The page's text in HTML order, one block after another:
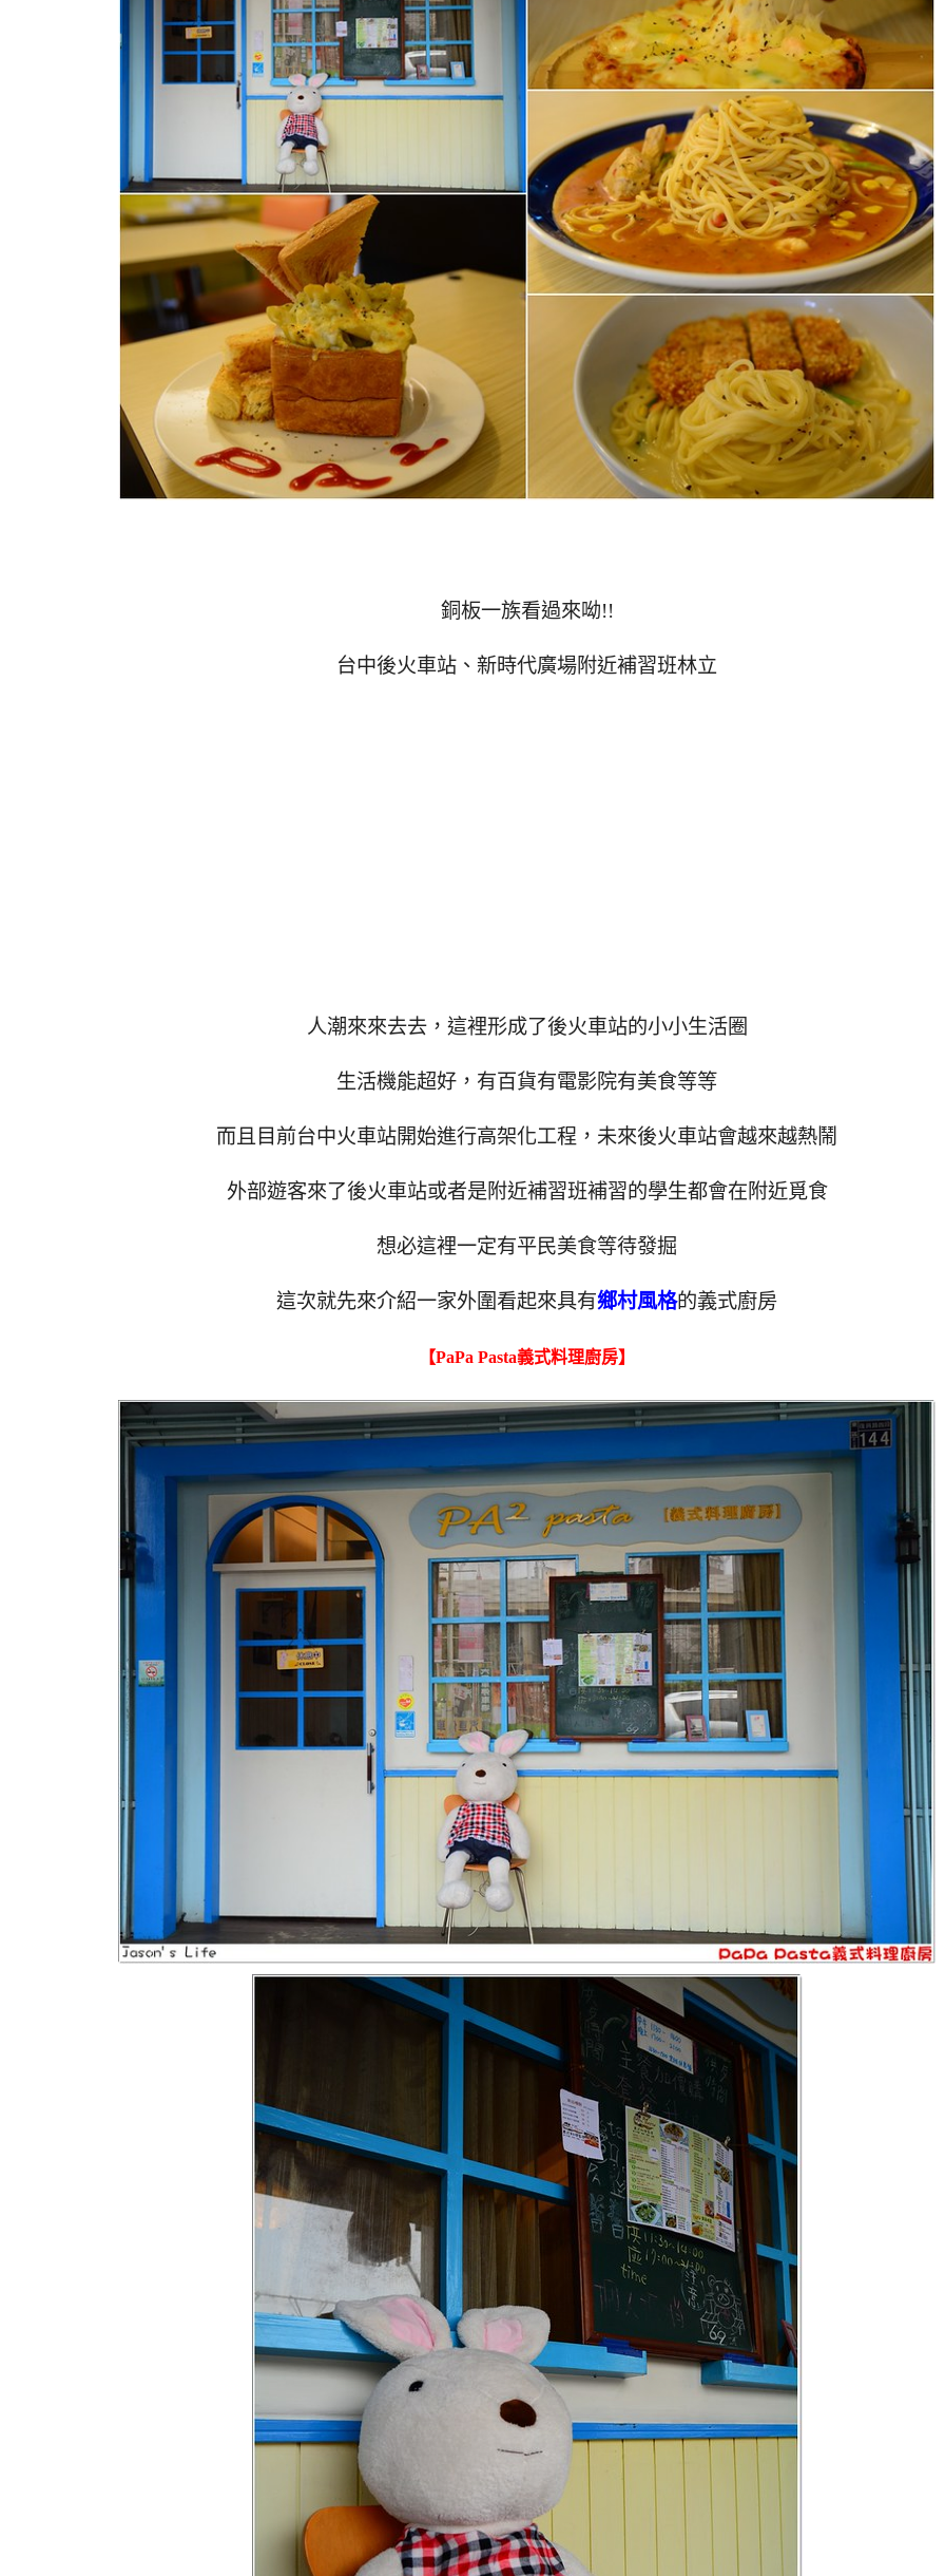
銅板一族看過來呦!!
台中後火車站、新時代廣場附近補習班林立
人潮來來去去，這裡形成了後火車站的小小生活圈
生活機能超好，有百貨有電影院有美食等等
而且目前台中火車站開始進行高架化工程，未來後火車站會越來越熱鬧
外部遊客來了後火車站或者是附近補習班補習的學生都會在附近覓食
想必這裡一定有平民美食等待發掘
這次就先來介紹一家外圍看起來具有鄉村風格的義式廚房
【PaPa Pasta義式料理廚房】